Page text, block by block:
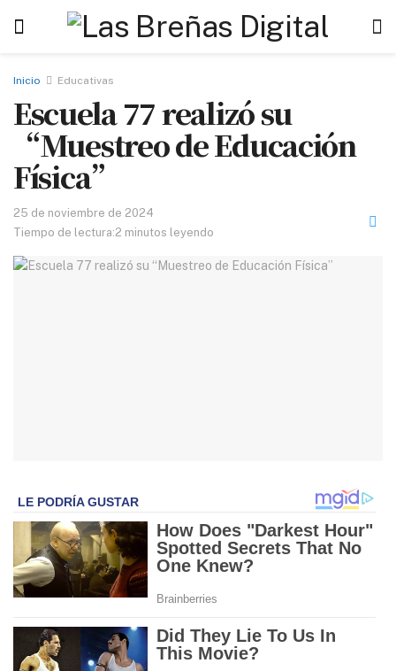
Inicio Educativas
Escuela 77 realizó su
“Muestreo de Educación
Física”
25 de noviembre de 2024
Tiempo de lectura:2 minutos leyendo